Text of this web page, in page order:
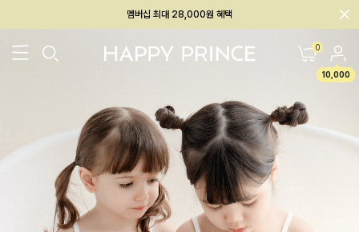
회원전용 아울렛, 가입하면 ~60% 할인!
0
10,000